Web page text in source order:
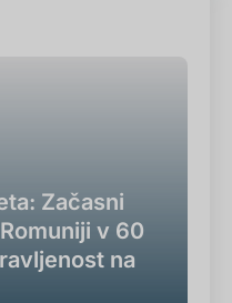
Začasni
v 60
na